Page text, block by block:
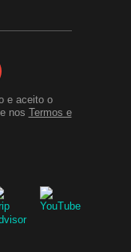
e aceito o
nos Termos e